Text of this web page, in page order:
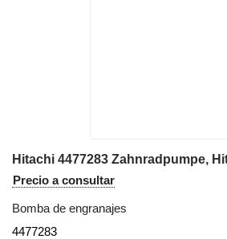
Precio a consultar
Bomba de engranajes
4477283